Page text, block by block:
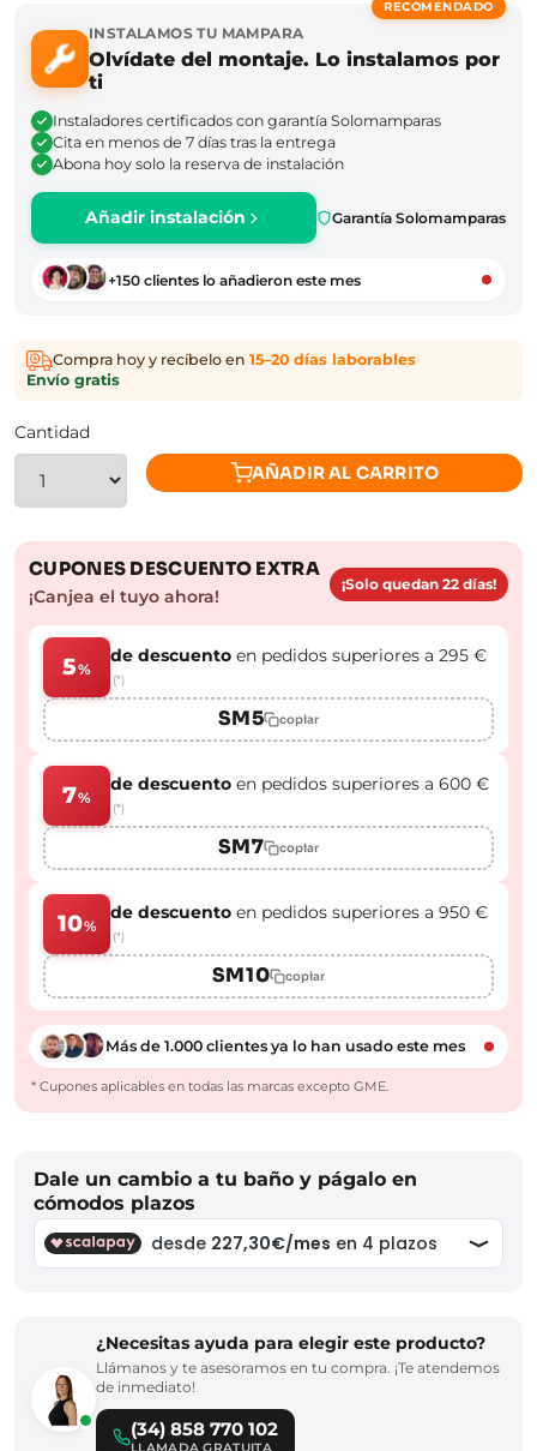
RECOMENDADO
INSTALAMOS TU MAMPARA
Olvídate del montaje. Lo instalamos por
ti
Instaladores certificados con garantía Solomamparas
Cita en menos de 7 días tras la entrega
Abona hoy solo la reserva de instalación
Añadir instalación Garantía Solomamparas
+150 clientes lo añadieron este mes
Compra hoy y recíbelo en 15–20 días laborables·
Envío gratis
Cantidad
AÑADIR AL CARRITO
CUPONES DESCUENTO EXTRA
¡Canjea el tuyo ahora!
¡Solo quedan 22 días!
5%
de descuento en pedidos superiores a 295 €
(*)
SM5 copiar
7%
de descuento en pedidos superiores a 600 €
(*)
SM7 copiar
10%
de descuento en pedidos superiores a 950 €
(*)
SM10 copiar
Más de 1.000 clientes ya lo han usado este mes
* Cupones aplicables en todas las marcas excepto GME.
Dale un cambio a tu baño y págalo en
cómodos plazos
¿Necesitas ayuda para elegir este producto?
Llámanos y te asesoramos en tu compra. ¡Te atendemos
de inmediato!
(34) 858 770 102
LLAMADA GRATUITA